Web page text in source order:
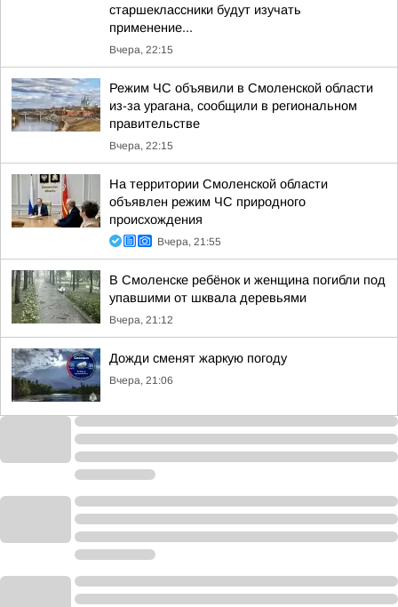
старшеклассники будут изучать
применение...
Вчера, 22:15
Режим ЧС объявили в Смоленской области
из-за урагана, сообщили в региональном
правительстве
Вчера, 22:15
На территории Смоленской области
объявлен режим ЧС природного
происхождения
Вчера, 21:55
В Смоленске ребёнок и женщина погибли под
упавшими от шквала деревьями
Вчера, 21:12
Дожди сменят жаркую погоду
Вчера, 21:06